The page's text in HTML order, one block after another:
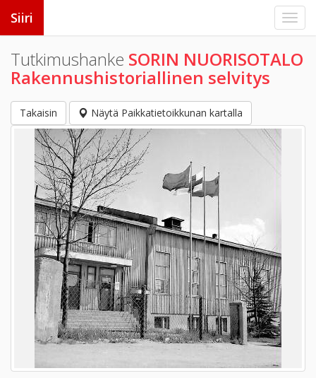
Siiri
Tutkimushanke SORIN NUORISOTALO
Rakennushistoriallinen selvitys
Takaisin Näytä Paikkatietoikkunan kartalla